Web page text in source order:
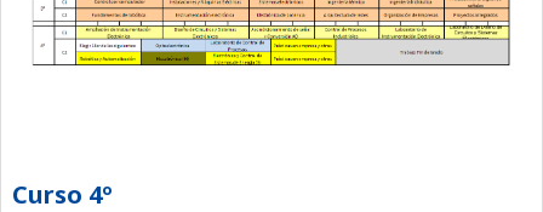
Curso 4º